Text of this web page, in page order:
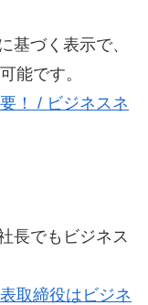
基づく表示で、
能です。
！ / ビジネスネ
長でもビジネス
取締役はビジネ